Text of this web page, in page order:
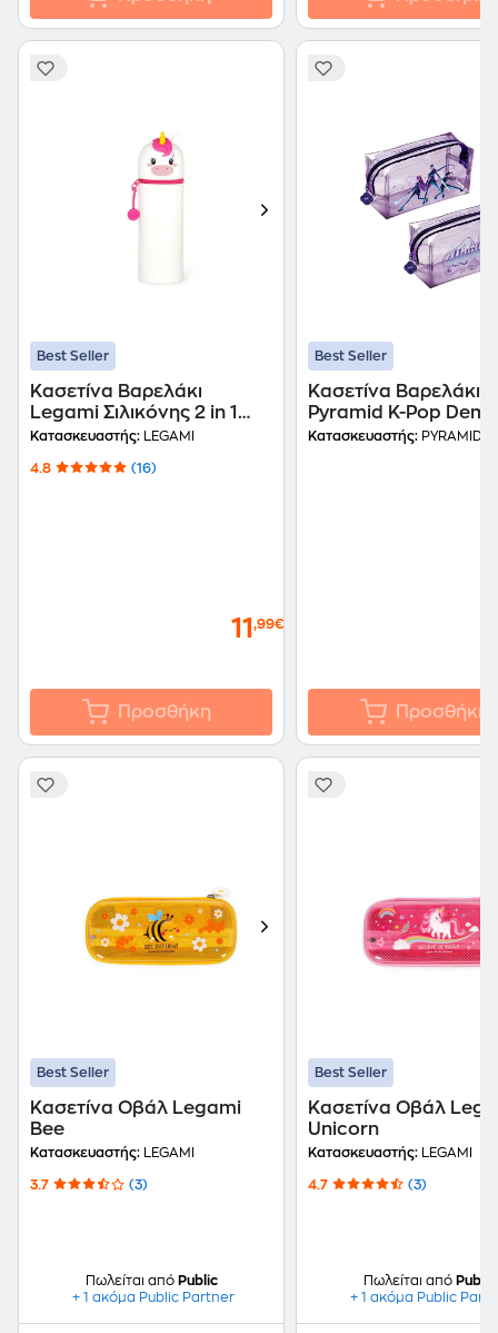
Best Seller
Κασετίνα Βαρελάκι
Legami Σιλικόνης 2 in 1
Kawaii Unicorn
Κατασκευαστής: LEGAMI
4.8 (16)
11 ,99€
Προσθήκη
Best Seller
Κασετίνα Βαρελάκι
Pyramid K-Pop
Hunters Huntrix
Κατασκευαστής: PYRAMID
Προσθήκη
Best Seller
Κασετίνα Οβάλ Legami
Bee
Κατασκευαστής: LEGAMI
3.7 (3)
Πωλείται από Public
+ 1 ακόμα Public Partner
Best Seller
Κασετίνα Οβάλ
Unicorn
Κατασκευαστής: LEGAMI
4.7 (3)
Πωλείται από Public
+ 1 ακόμα Public